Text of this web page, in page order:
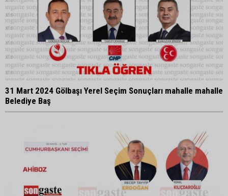
31 Mart 2024 Gölbaşı Yerel Seçim Sonuçları mahalle mahalle
Belediye Baş